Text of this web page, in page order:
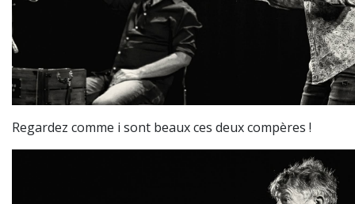
Regardez comme i sont beaux ces deux compères !